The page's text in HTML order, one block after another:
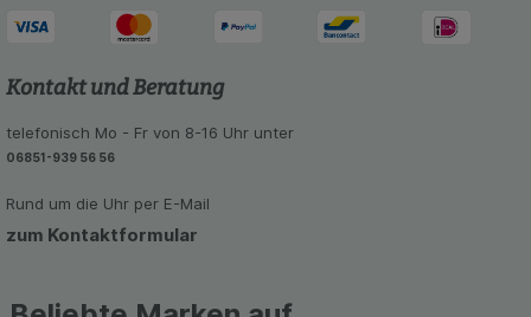
Kontakt und Beratung
telefonisch Mo - Fr von 8-16 Uhr unter
06851-939 56 56
Rund um die Uhr per E-Mail
zum Kontaktformular